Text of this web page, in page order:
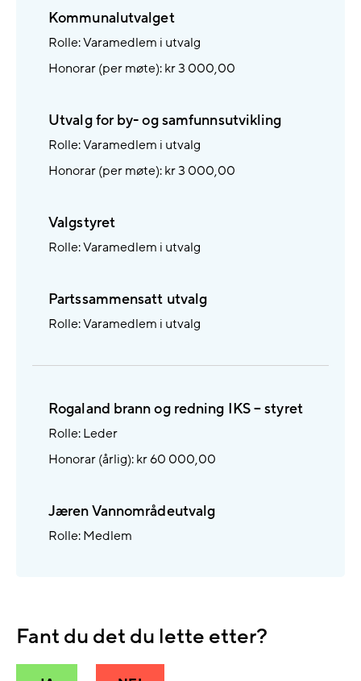
Kommunalutvalget
Rolle: Varamedlem i utvalg
Honorar (per møte): kr 3 000,00
Utvalg for by- og samfunnsutvikling
Rolle: Varamedlem i utvalg
Honorar (per møte): kr 3 000,00
Valgstyret
Rolle: Varamedlem i utvalg
Partssammensatt utvalg
Rolle: Varamedlem i utvalg
Rogaland brann og redning IKS – styret
Rolle: Leder
Honorar (årlig): kr 60 000,00
Jæren Vannområdeutvalg
Rolle: Medlem
Fant du det du lette etter?